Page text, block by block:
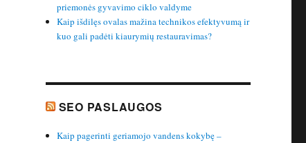
priemonės gyvavimo ciklo valdyme
Kaip išdilęs ovalas mažina technikos efektyvumą ir
kuo gali padėti kiaurymių restauravimas?
SEO PASLAUGOS
Kaip pagerinti geriamojo vandens kokybę –